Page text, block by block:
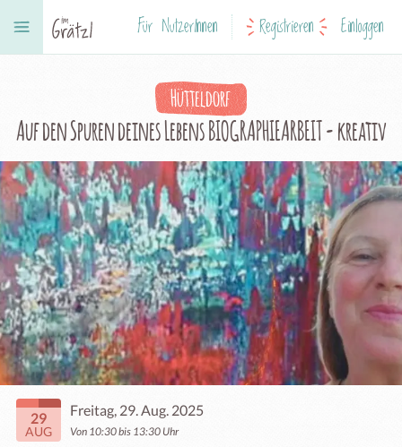
Für NutzerInnen Registrieren Einloggen
Hütteldorf
Auf den Spuren deines Lebens BIOGRAPHIEARBEIT - kreativ
29
AUG
Freitag, 29. Aug. 2025
Von 10:30 bis 13:30 Uhr